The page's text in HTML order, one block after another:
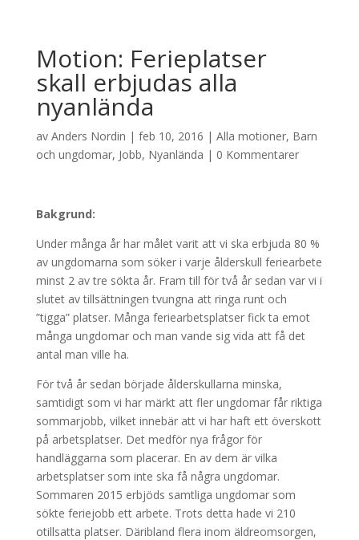
Motion: Ferieplatser
skall erbjudas alla
nyanlända
av Anders Nordin | feb 10, 2016 | Alla motioner, Barn
och ungdomar, Jobb, Nyanlända | 0 Kommentarer
Bakgrund:
Under många år har målet varit att vi ska erbjuda 80 %
av ungdomarna som söker i varje ålderskull feriearbete
minst 2 av tre sökta år. Fram till för två år sedan var vi i
slutet av tillsättningen tvungna att ringa runt och
”tigga” platser. Många feriearbetsplatser fick ta emot
många ungdomar och man vande sig vida att få det
antal man ville ha.
För två år sedan började ålderskullarna minska,
samtidigt som vi har märkt att fler ungdomar får riktiga
sommarjobb, vilket innebär att vi har haft ett överskott
på arbetsplatser. Det medför nya frågor för
handläggarna som placerar. En av dem är vilka
arbetsplatser som inte ska få några ungdomar.
Sommaren 2015 erbjöds samtliga ungdomar som
sökte feriejobb ett arbete. Trots detta hade vi 210
otillsatta platser. Däribland flera inom äldreomsorgen,